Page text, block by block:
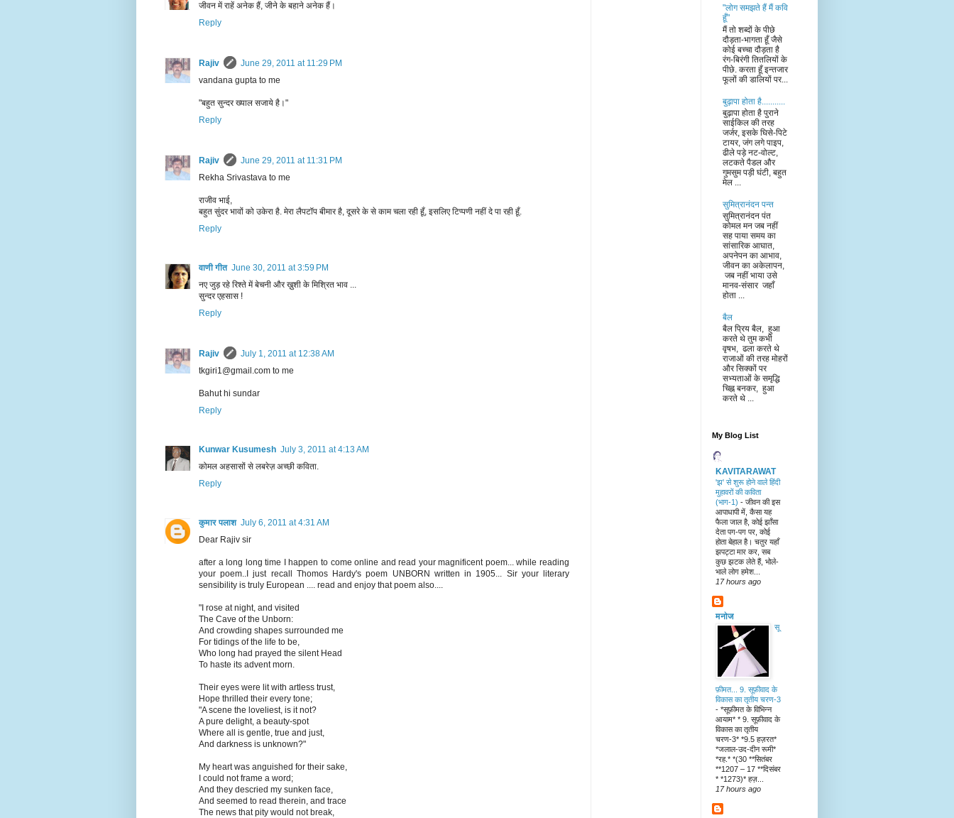
जीवन में राहें अनेक हैं, जीने के बहाने अनेक हैं।
Reply
Rajiv
June 29, 2011 at 11:29 PM
vandana gupta to me
"बहुत सुन्दर ख्याल सजाये है।"
Reply
Rajiv
June 29, 2011 at 11:31 PM
Rekha Srivastava to me
राजीव भाई,
बहुत सुंदर भावों को उकेरा है. मेरा लैपटॉप बीमार है, दूसरे के से काम चला रही हूँ, इसलिए टिप्पणी नहीं दे पा रही हूँ.
Reply
वाणी गीत June 30, 2011 at 3:59 PM
नए जुड़ रहे रिश्ते में बेचनी और ख़ुशी के मिश्रित भाव ...
सुन्दर एहसास !
Reply
Rajiv
July 1, 2011 at 12:38 AM
tkgiri1@gmail.com to me
Bahut hi sundar
Reply
Kunwar Kusumesh July 3, 2011 at 4:13 AM
कोमल अहसासों से लबरेज़ अच्छी कविता.
Reply
कुमार पलाश July 6, 2011 at 4:31 AM
Dear Rajiv sir
after a long long time I happen to come online and read your magnificent poem... while reading
your poem..I just recall Thomos Hardy's poem UNBORN written in 1905... Sir your literary
sensibility is truly European .... read and enjoy that poem also....
"I rose at night, and visited
The Cave of the Unborn:
And crowding shapes surrounded me
For tidings of the life to be,
Who long had prayed the silent Head
To haste its advent morn.
Their eyes were lit with artless trust,
Hope thrilled their every tone;
"A scene the loveliest, is it not?
A pure delight, a beauty-spot
Where all is gentle, true and just,
And darkness is unknown?"
My heart was anguished for their sake,
I could not frame a word;
And they descried my sunken face,
And seemed to read therein, and trace
The news that pity would not break,
"लोग समझते हैं मैं कवि
हूँ"
मैं तो शब्दों के पीछे
दौड़ता-भागता हूँ जैसे
कोई बच्चा दौड़ता है
रंग-बिरंगी तितलियों के
पीछे. करता हूँ इन्तजार
फूलों की डालियों पर...
बुढ़ापा होता है...........
बुढ़ापा होता है पुराने
साईकिल की तरह
जर्जर, इसके घिसे-पिटे
टायर, जंग लगे पाइप,
ढीले पड़े नट-वोल्ट,
लटकते पैडल और
गुमसुम पड़ी घंटी, बहुत
मेल ...
सुमित्रानंदन पन्त
सुमित्रानंदन पंत
कोमल मन जब नहीं
सह पाया समय का
सांसारिक आघात,
अपनेपन का आभाव,
जीवन का अकेलापन,
जब नहीं भाया उसे
मानव-संसार जहाँ
होता ...
बैल
बैल प्रिय बैल, हुआ
करते थे तुम कभी
वृषभ, ढला करते थे
राजाओं की तरह मोहरों
और सिक्कों पर
सभ्यताओं के समृद्धि
चिह्न बनकर, हुआ
करते थे ...
My Blog List
KAVITARAWAT
'झ' से शुरू होने वाले हिंदी
मुहावरों की कविता
(भाग-1) - जीवन की इस
आपाधापी में, कैसा यह
फैला जाल है, कोई झाँसा
देता पग-पग पर, कोई
होता बेहाल है। चतुर यहाँ
झपट्टा मार कर, सब
कुछ झटक लेते हैं, भोले-
भाले लोग हमेश...
17 hours ago
मनोज
सू
फ़ीमत... 9. सूफ़ीवाद के
विकास का तृतीय चरण-3
- *सूफ़ीमत के विभिन्न
आयाम* * 9. सूफ़ीवाद के
विकास का तृतीय
चरण-3* *9.5 हज़रत*
*जलाल-उद-दीन रूमी*
*रह.* *(30 **सितंबर
**1207 – 17 **दिसंबर
* *1273)* हज़...
17 hours ago